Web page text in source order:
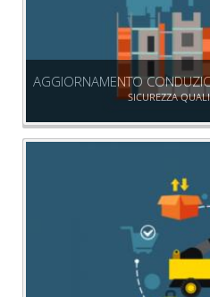
AGGIORNAMENTO
SICUREZZA